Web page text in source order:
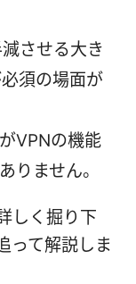
させる大き
須の場面が
VPNの機能
りません。
しく掘り下
って解説しま